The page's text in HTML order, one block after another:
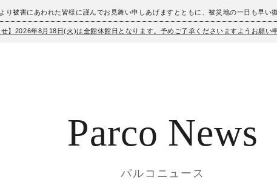
り被害にあわれた皆様に謹んでお見舞い申しあげますとともに、被災地の一日も早い
せ】2026年8月18日(火)は全館休館日となります。予めご了承くださいますようお願い
Parco News
パルコニュース